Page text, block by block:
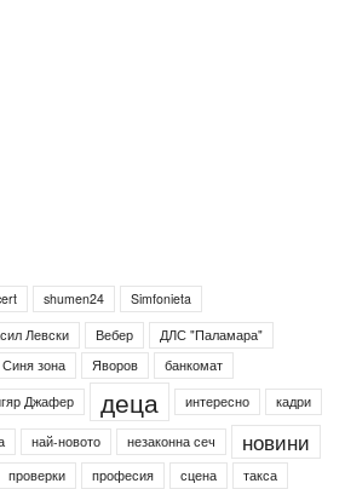
shumen24
Simfonieta
Левски Вебер
ДЛС "Паламара"
Синя зона Яворов
банкомат
Джафер деца интересно кадри
най-новото незаконна сеч новини
проверки професия сцена такса